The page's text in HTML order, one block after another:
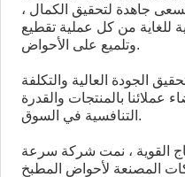
جاهدة لتحقيق الكمال ،
للغاية من كل عملية تقطيع
وتلميع على الأحواض.
الجودة العالية والتكلفة
عملائنا بالمنتجات والقدرة
التنافسية في السوق.
القوية ، نمت شركة سرعة
المصنعة لأحواض المطبخ